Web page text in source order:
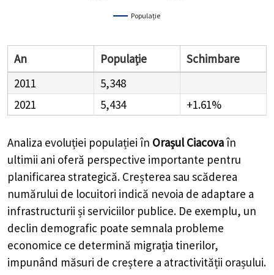
Populație
An Populație
Schimbare
2011
5,348
2021
5,434 +1.61%
Analiza evoluției populației în Orașul Ciacovaîn
ultimii ani oferă perspective importante pentru
planificarea strategică. Creșterea sau scăderea
numărului de locuitori indică nevoia de adaptare a
infrastructurii și serviciilor publice. De exemplu, un
declin demografic poate semnala probleme
economice ce determină migrația tinerilor,
impunând măsuri de creștere a atractivității orașului.